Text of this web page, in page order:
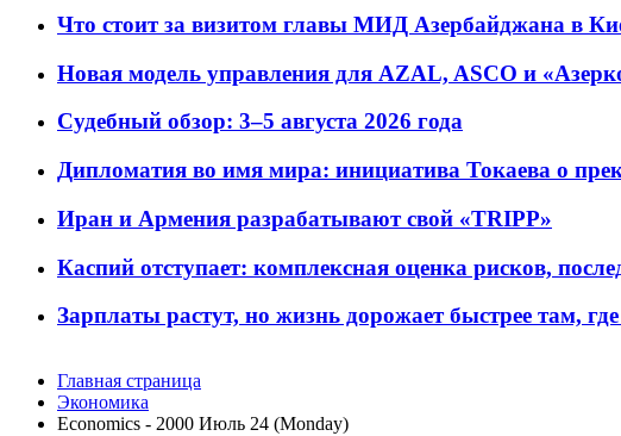
Что стоит за визитом главы МИД Азербайджана в
Новая модель управления для AZAL, ASCO и
Судебный обзор: 3–5 августа 2026 года
Дипломатия во имя мира: инициатива Токаева о
Иран и Армения разрабатывают свой «TRIPP»
Каспий отступает: комплексная оценка рисков,
Зарплаты растут, но жизнь дорожает быстрее там, где
Главная страница
Экономика
Economics - 2000 Июль 24 (Monday)